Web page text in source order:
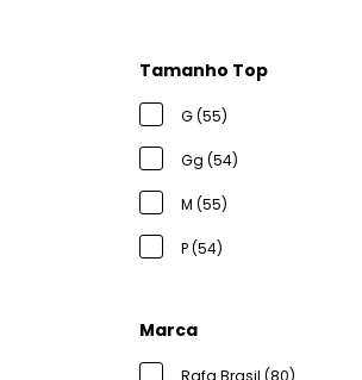
Tamanho Top
G (55)
Gg (54)
M (55)
P (54)
Marca
Rafa Brasil (80)